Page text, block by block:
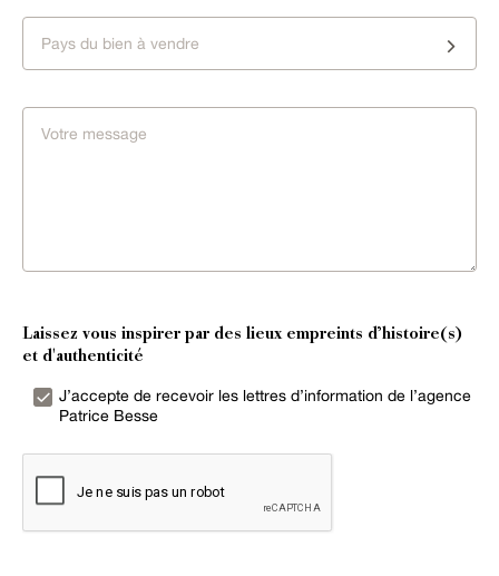
Pays du bien à vendre
Laissez vous inspirer par des lieux empreints d’histoire(s)
et d'authenticité
J’accepte de recevoir les lettres d’information de l’agence
Patrice Besse